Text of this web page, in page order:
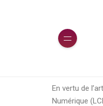
En vertu de
Numérique